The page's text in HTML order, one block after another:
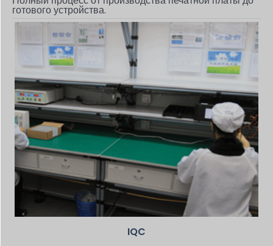
готового устройства.
IQC